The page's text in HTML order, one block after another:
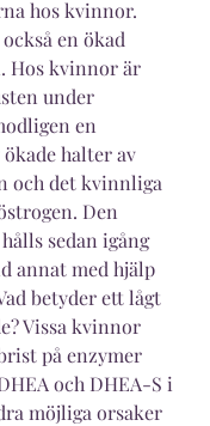
hos kvinnor.
en ökad
Hos kvinnor är
under
en
halter av
och det kvinnliga
Den
sedan igång
annat med hjälp
betyder ett lågt
Vissa kvinnor
på enzymer
och DHEA-S i
möjliga orsaker